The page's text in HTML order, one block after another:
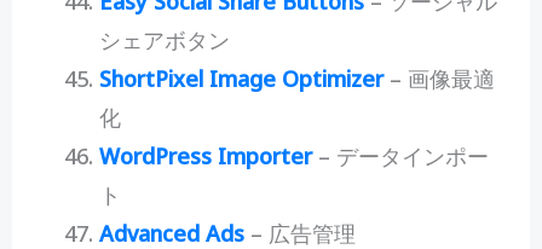
シェアボタン
ShortPixel Image Optimizer– 画像最適
化
WordPress Importer– データインポー
ト
Advanced Ads– 広告管理